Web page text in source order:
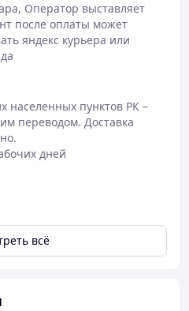
кг
г
АА
есть
см
Оператор выставляет
после оплаты может
яндекс курьера или
населенных пунктов РК –
переводом. Доставка
всё